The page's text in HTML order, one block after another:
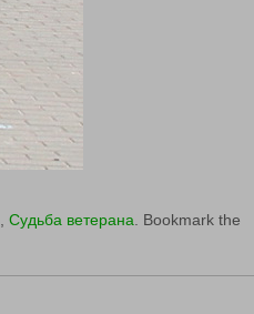
Судьба ветерана . Bookmark the